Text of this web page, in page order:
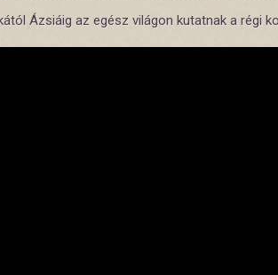
Ázsiáig az egész világon kutatnak a régi